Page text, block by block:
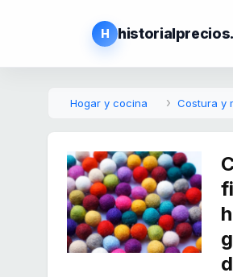
H
Hogar y cocina Costura y